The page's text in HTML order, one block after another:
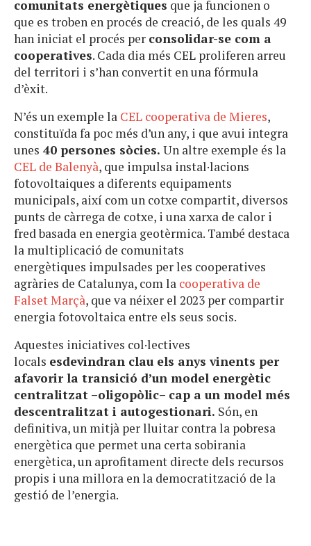
comunitats energètiques que ja funcionen o
que es troben en procés de creació, de les quals 49
han iniciat el procés per consolidar-se com a
cooperatives. Cada dia més CEL proliferen arreu
del territori i s’han convertit en una fórmula
d’èxit.
N’és un exemple la CEL cooperativa de Mieres,
constituïda fa poc més d’un any, i que avui integra
unes 40 persones sòcies. Un altre exemple és la
CEL de Balenyà, que impulsa instal·lacions
fotovoltaiques a diferents equipaments
municipals, així com un cotxe compartit, diversos
punts de càrrega de cotxe, i una xarxa de calor i
fred basada en energia geotèrmica. També destaca
la multiplicació de comunitats
energètiques impulsades per les cooperatives
agràries de Catalunya, com la cooperativa de
Falset Marçà, que va néixer el 2023 per compartir
energia fotovoltaica entre els seus socis.
Aquestes iniciatives col·lectives
locals esdevindran clau els anys vinents per
afavorir la transició d’un model energètic
centralitzat –oligopòlic– cap a un model més
descentralitzat i autogestionari. Són, en
definitiva, un mitjà per lluitar contra la pobresa
energètica que permet una certa sobirania
energètica, un aprofitament directe dels recursos
propis i una millora en la democratització de la
gestió de l’energia.